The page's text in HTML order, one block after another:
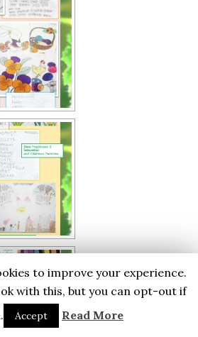
to improve your experience.
with this, but you can opt-out if
Accept Read More